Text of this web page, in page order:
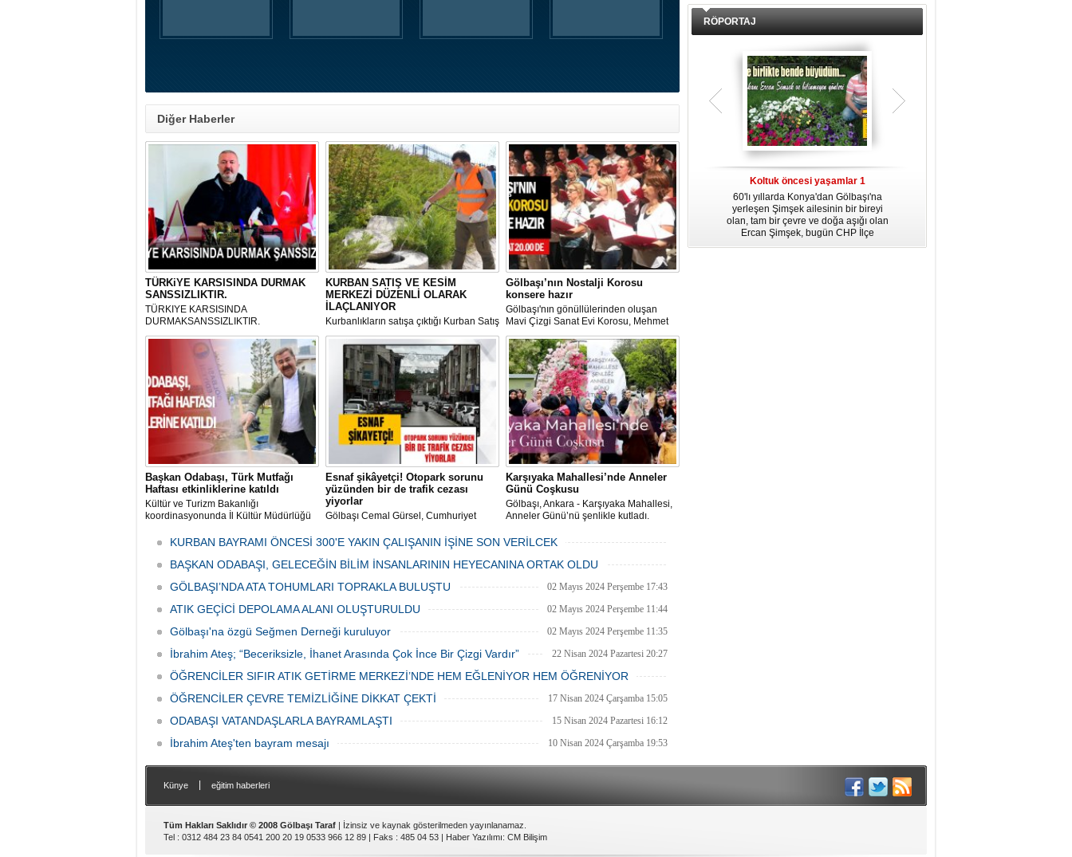
Diğer Haberler
TÜRKiYE KARSISINDA DURMAK
SANSSIZLIKTIR.
TÜRKIYE KARSISINDA
DURMAKSANSSIZLIKTIR.
KURBAN SATIŞ VE KESİM
MERKEZİ DÜZENLİ OLARAK
İLAÇLANIYOR
Kurbanlıkların satışa çıktığı Kurban Satış
ve Kesim Merkezi, haşere ve
mikropların önüne geçilmesi amacıyla
her gün Gölbaşı Belediyesi ekipleri
tarafından düzenli olarak ilaçlanıyor.
Gölbaşı’nın Nostalji Korosu
konsere hazır
Gölbaşı'nın gönüllülerinden oluşan
Mavi Çizgi Sanat Evi Korosu, Mehmet
Akif Ersoy Kültür Merkezi’nde vereceği
konsere hızır.
Başkan Odabaşı, Türk Mutfağı
Haftası etkinliklerine katıldı
Kültür ve Turizm Bakanlığı
koordinasyonunda İl Kültür Müdürlüğü
Haftası" etkinlikleri Ankara'da devam
Esnaf şikâyetçi! Otopark sorunu
yüzünden bir de trafik cezası
yiyorlar
Gölbaşı Cemal Gürsel, Cumhuriyet
bulunan esnaf ve alışverişe gelen
vatandaşlar park cezaları yüzünden
canından bezdi.
Karşıyaka Mahallesi’nde Anneler
Günü Coşkusu
Gölbaşı, Ankara - Karşıyaka Mahallesi,
Anneler Günü’nü şenlikle kutladı.
öncülüğünde düzenlenen 1. Karşıyaka
KURBAN BAYRAMI ÖNCESİ 300'E YAKIN ÇALIŞANIN İŞİNE SON VERİLCEK
06 Mayıs 2024 Pazartesi 15:47
BAŞKAN ODABAŞI, GELECEĞİN BİLİM İNSANLARININ HEYECANINA ORTAK OLDU
06 Mayıs 2024 Pazartesi 15:31
GÖLBAŞI’NDA ATA TOHUMLARI TOPRAKLA BULUŞTU 02 Mayıs 2024 Perşembe 17:43
ATIK GEÇİCİ DEPOLAMA ALANI OLUŞTURULDU 02 Mayıs 2024 Perşembe 11:44
Gölbaşı'na özgü Seğmen Derneği kuruluyor 02 Mayıs 2024 Perşembe 11:35
İbrahim Ateş; “Beceriksizle, İhanet Arasında Çok İnce Bir Çizgi Vardır” 22 Nisan 2024 Pazartesi 20:27
ÖĞRENCİLER SIFIR ATIK GETİRME MERKEZİ’NDE HEM EĞLENİYOR HEM ÖĞRENİYOR
20 Nisan 2024 Cumartesi 15:26
ÖĞRENCİLER ÇEVRE TEMİZLİĞİNE DİKKAT ÇEKTİ 17 Nisan 2024 Çarşamba 15:05
ODABAŞI VATANDAŞLARLA BAYRAMLAŞTI 15 Nisan 2024 Pazartesi 16:12
İbrahim Ateş'ten bayram mesajı 10 Nisan 2024 Çarşamba 19:53
RÖPORTAJ
Koltuk öncesi yaşamlar 1
60'lı yıllarda Konya'dan Gölbaşı'na
yerleşen Şimşek ailesinin bir bireyi
olan, tam bir çevre ve doğa aşığı olan
Ercan Şimşek, bugün CHP İlçe
Başkanlığı yaptığı Gölbaşı'nda yaşam
Teşrik tekbiri nedir? Ne anlama gelir?
Künye eğitim haberleri
Tüm Hakları Saklıdır © 2008 Gölbaşı Taraf | İzinsiz ve kaynak gösterilmeden yayınlanamaz.
Tel : 0312 484 23 84 0541 200 20 19 0533 966 12 89 | Faks : 485 04 53 | Haber Yazılımı: CM Bilişim